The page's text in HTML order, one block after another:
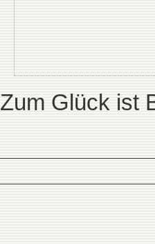
Zum Glück ist